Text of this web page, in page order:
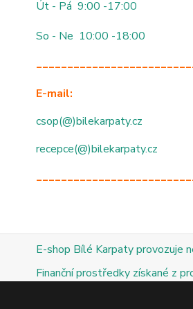
Út - Pá 9:00 -17:00
So - Ne 10:00 -18:00
E-mail:
csop(@)bilekarpaty.cz
recepce(@)bilekarpaty.cz
E-shop Bílé Karpaty provozuje
Finanční prostředky získané z